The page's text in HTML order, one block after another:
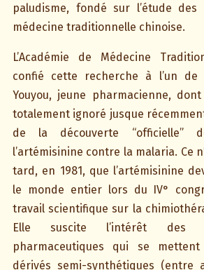
paludisme, fondé sur l’étude
médecine traditionnelle chinoise.
L’Académie de Médecine
confié cette recherche à l’un de
Youyou, jeune pharmacienne,
totalement ignoré jusque
de la découverte “officielle”
l’artémisinine contre la malaria. Ce
tard, en 1981, que l’artémisinine
le monde entier lors du IV°
travail scientifique sur la
Elle suscite l’intérêt des
pharmaceutiques qui se
dérivés semi-synthétiques (entre